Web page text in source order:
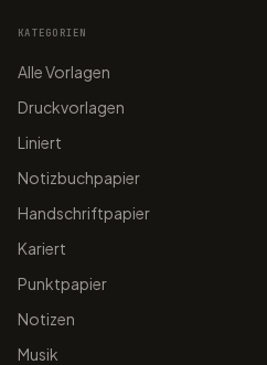
papergens.com
papergens.com
KATEGORIEN
Alle Vorlagen
Druckvorlagen
Liniert
Notizbuchpapier
Handschriftpapier
Kariert
Punktpapier
Notizen
Musik